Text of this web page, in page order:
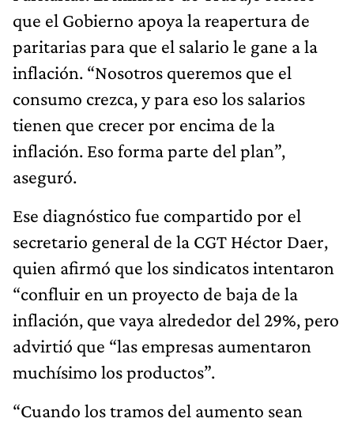
que el Gobierno apoya la reapertura de
paritarias para que el salario le gane a la
inflación. “Nosotros queremos que el
consumo crezca, y para eso los salarios
tienen que crecer por encima de la
inflación. Eso forma parte del plan”,
aseguró.
Ese diagnóstico fue compartido por el
secretario general de la CGT Héctor Daer,
quien afirmó que los sindicatos intentaron
“confluir en un proyecto de baja de la
inflación, que vaya alrededor del 29%, pero
advirtió que “las empresas aumentaron
muchísimo los productos”.
“Cuando los tramos del aumento sean